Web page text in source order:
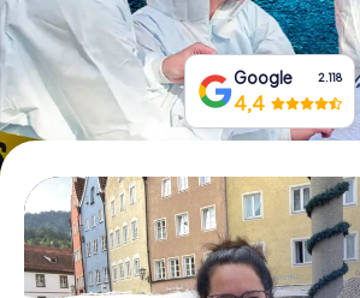
Gutscheine bestellen
Google 2.118
4,4